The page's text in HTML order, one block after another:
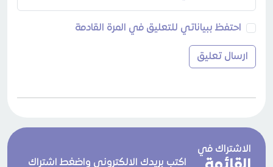
احتفظ ببياناتي للتعليق في المرة القادمة
الاشتراك في
اكتب بريدك الالكتروني واضغط اشتراك